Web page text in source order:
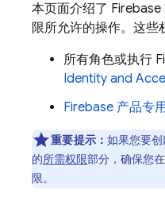
本页面介绍了
限所允许的操作。这些
所有角色或执行
Identity and
Firebase 产品专
重要提示：如果您要创
的所需权限部分，确保您
限。